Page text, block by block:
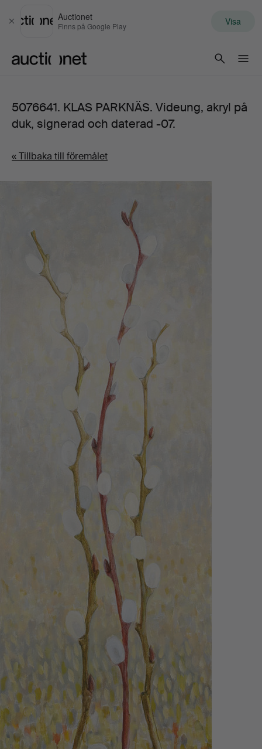
Stäng
Auctionet
Finns på Google Play Visa
5076641. KLAS PARKNÄS. Videung, akryl på
duk, signerad och daterad -07.
« Tillbaka till föremålet